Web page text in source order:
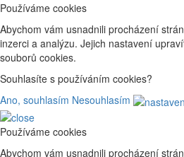
Používáme cookies
Abychom vám usnadnili procházení
inzerci a analýzu. Jejich nastavení
souborů cookies.
Souhlasíte s používáním cookies?
Ano, souhlasím Nesouhlasím
Používáme cookies
Abychom vám usnadnili procházení